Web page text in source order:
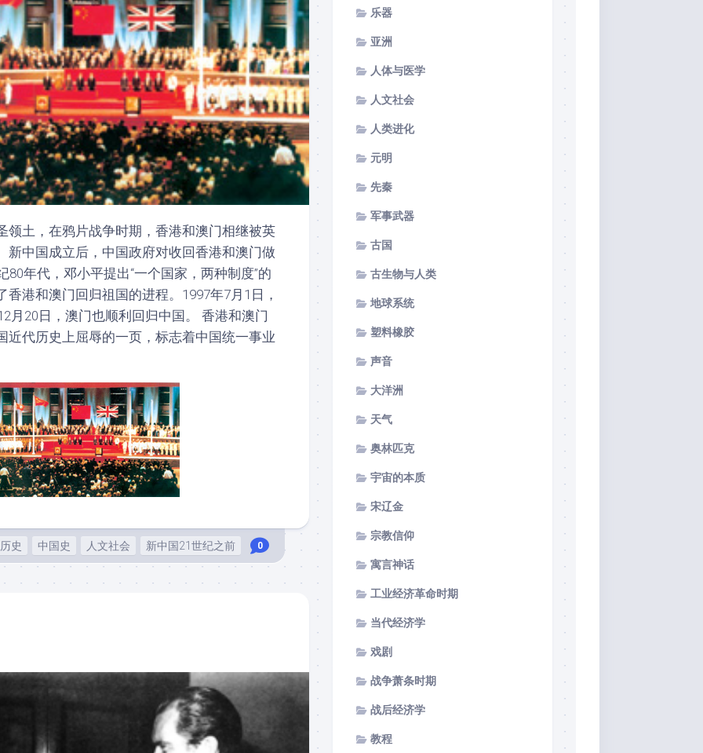
领土，在鸦片战争时期，香港和澳门相继被英
新中国成立后，中国政府对收回香港和澳门做
80年代，邓小平提出“一个国家，两种制度”的
香港和澳门回归祖国的进程。1997年7月1日，
月20日，澳门也顺利回归中国。 香港和澳门
近代历史上屈辱的一页，标志着中国统一事业
史 中国史 人文社会 新中国21世纪之前 0
乐器
亚洲
人体与医学
人文社会
人类进化
元明
先秦
军事武器
古国
古生物与人类
地球系统
塑料橡胶
声音
大洋洲
天气
奥林匹克
宇宙的本质
宋辽金
宗教信仰
寓言神话
工业经济革命时期
当代经济学
戏剧
战争萧条时期
战后经济学
教程